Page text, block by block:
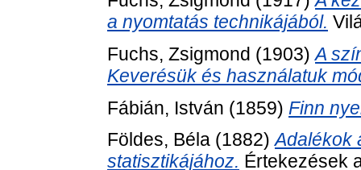
a nyomtatás technikájából.
Fuchs, Zsigmond (1903)A
Keverésük és használatuk
Fábián, István (1859) Finn
Földes, Béla (1882)Adalékok
statisztikájához. Értekezések